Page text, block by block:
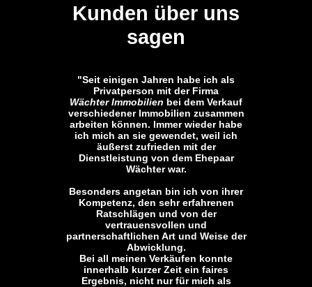
Kunden über uns
sagen
"Seit einigen Jahren habe ich als
Privatperson mit der Firma
Wächter Immobilien bei dem Verkauf
verschiedener Immobilien zusammen
arbeiten können. Immer wieder habe
ich mich an sie gewendet, weil ich
äußerst zufrieden mit der
Dienstleistung von dem Ehepaar
Wächter war.
Besonders angetan bin ich von ihrer
Kompetenz, den sehr erfahrenen
Ratschlägen und von der
vertrauensvollen und
partnerschaftlichen Art und Weise der
Abwicklung.
Bei all meinen Verkäufen konnte
innerhalb kurzer Zeit ein faires
Ergebnis, nicht nur für mich als